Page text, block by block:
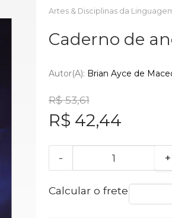
Artes & Disciplinas da
Caderno de
Autor(a): Brian Ayce de
R$ 53,61
R$ 42,44
- +
Calcular o frete